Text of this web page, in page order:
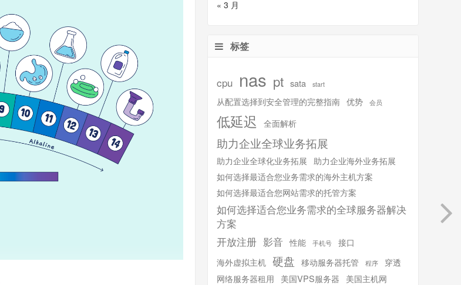
« 3 月
标签
cpu nas pt sata start
从配置选择到安全管理的完整指南 优势 会员
低延迟 全面解析
助力企业全球业务拓展
助力企业全球化业务拓展
助力企业海外业务拓展
如何选择最适合您业务需求的海外主机方案
如何选择最适合您网站需求的托管方案
如何选择适合您业务需求的全球服务器解决
方案
开放注册 影音 性能 手机号
接口
海外虚拟主机 硬盘 移动服务器托管 程序
穿透
网络服务器租用
美国VPS服务器
美国主机网